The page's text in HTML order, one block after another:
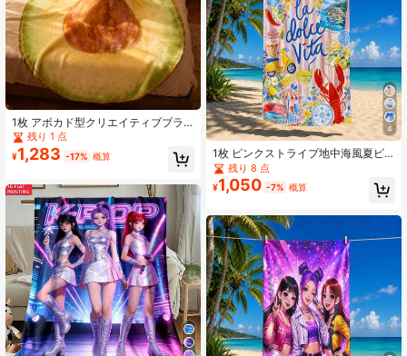
1枚 アボカド型クリエイティブブラ
ンケット、クリスマスクリエイティ
ブギフトブランケット、柔らかく快
適、毛羽立ちなし、ベッドブランケ
ール、ギフトブランケット、お互い
への完璧なギフト、オールシーズン
使用
残り 1 点
¥1,283 -17% 概算
4
1枚 ピンクストライプ地中海風夏ビ
ーチタオル ロブスター&レモン柄 ソ
フト速乾水泳タオル ビーチ、キャン
プ、温泉、ジム、多目的
残り 8 点
¥1,050 -7% 概算